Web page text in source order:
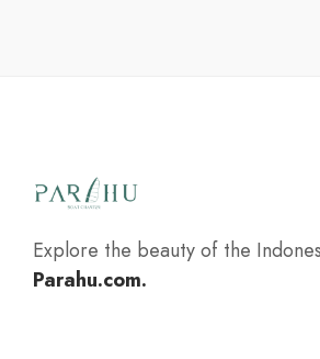
Explore the beauty of the
Parahu.com.